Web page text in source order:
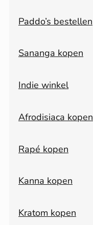
Paddo’s bestellen
Sananga kopen
Indie winkel
Afrodisiaca kopen
Rapé kopen
Kanna kopen
Kratom kopen